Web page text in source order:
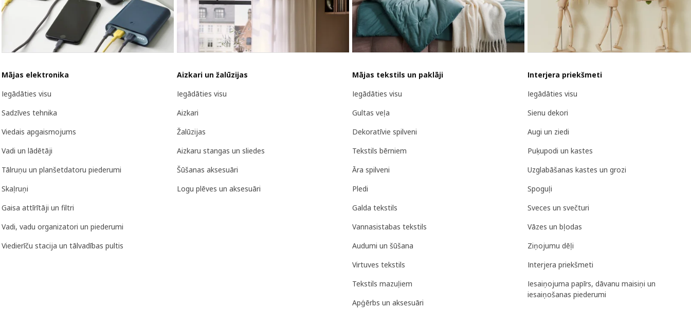
Mājas elektronika
Iegādāties visu
Sadzīves tehnika
Viedais apgaismojums
Vadi un lādētāji
Tālruņu un planšetdatoru piederumi
Skaļruņi
Gaisa attīrītāji un filtri
Vadi, vadu organizatori un piederumi
Viedierīču stacija un tālvadības pultis
Aizkari un žalūzijas
Iegādāties visu
Aizkari
Žalūzijas
Aizkaru stangas un sliedes
Šūšanas aksesuāri
Logu plēves un aksesuāri
Mājas tekstils un paklāji
Iegādāties visu
Gultas veļa
Dekoratīvie spilveni
Tekstils bērniem
Āra spilveni
Pledi
Galda tekstils
Vannasistabas tekstils
Audumi un šūšana
Virtuves tekstils
Tekstils mazuļiem
Apģērbs un aksesuāri
Interjera priekšmeti
Iegādāties visu
Sienu dekori
Augi un ziedi
Puķupodi un kastes
Uzglabāšanas kastes un grozi
Spoguļi
Sveces un svečturi
Vāzes un bļodas
Ziņojumu dēļi
Interjera priekšmeti
Iesaiņojuma papīrs, dāvanu maisiņi un
iesaiņošanas piederumi